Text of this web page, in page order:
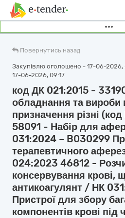
Повернутись назад
Закупівлю оголошено - 17-06-2026,
17-06-2026, 09:17
код ДК 021:2015 -
обладнання та вироби
призначення різні
58091 - Набір для
031:2024 – B030299
терапевтичного
024:2023 46812 -
консервування крові,
антикоагулянт / НК
Пристрої для збору
компонентів крові під